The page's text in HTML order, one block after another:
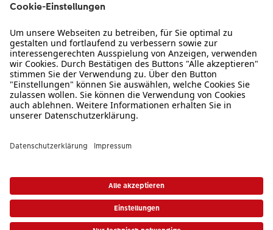
Qualität & Sicherheit
Zertifizierungen & Initiativen
CEWE Fotowelt
Sortiment
* Die UVP gelten inkl. MwSt. zzgl. Versandkosten (ggf. auch bei Filialabholung) gem.